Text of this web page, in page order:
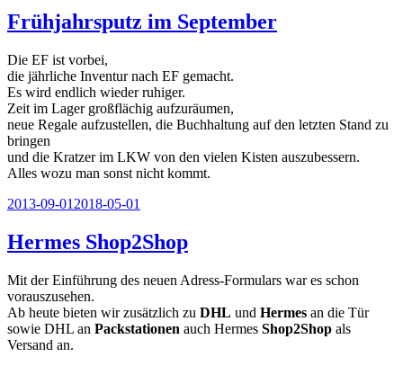
Frühjahrsputz im September
Die EF ist vorbei,
die jährliche Inventur nach EF gemacht.
Es wird endlich wieder ruhiger.
Zeit im Lager großflächig aufzuräumen,
neue Regale aufzustellen, die Buchhaltung auf den letzten Stand zu
bringen
und die Kratzer im LKW von den vielen Kisten auszubessern.
Alles wozu man sonst nicht kommt.
Veröffentlicht
2013-09-01 2018-05-01
Hermes Shop2Shop
Mit der Einführung des neuen Adress-Formulars war es schon
vorauszusehen.
Ab heute bieten wir zusätzlich zu DHL und Hermes an die Tür
sowie DHL an Packstationen auch Hermes Shop2Shop als
Versand an.